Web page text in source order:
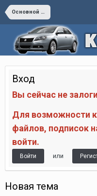
Основной раздел
Вход
Вы сейчас не
Для возможности
файлов, подписок
войти.
Войти или
Новая тема